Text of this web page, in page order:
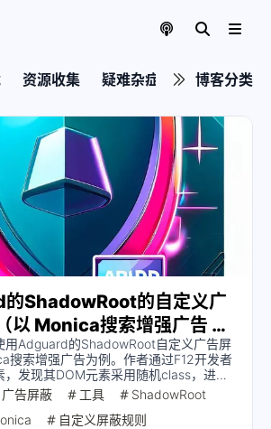
资源收集 疑难杂症 实用教程
博客分类
ShadowRoot的自定义广
以 Monica搜索增强广告 为
用Adguard的ShadowRoot自定义广告屏
搜索增强广告为例。作者通过F12开发者
，发现其DOM元素采用随机class，进而
属性值进行拦截。针对ShadowRoot，
本段的解决方案，最终形成了有效的拦截
广告屏蔽 工具
ShadowRoot
自定义屏蔽规则